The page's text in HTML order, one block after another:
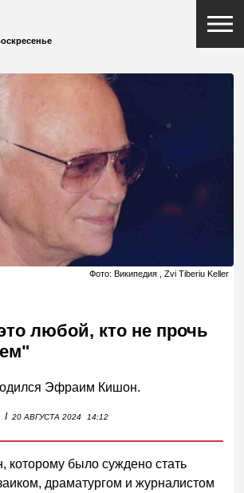
Фото: Википедия , Zvi Tiberiu Keller
любой, кто не прочь
Эфраим Кишон.
I 20 АВГУСТА 2024 14:12
которому было суждено стать
драматургом и журналистом